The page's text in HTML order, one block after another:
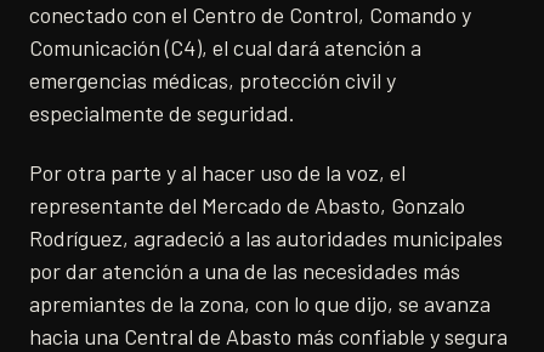
conectado con el Centro de Control, Comando y
Comunicación (C4), el cual dará atención a
emergencias médicas, protección civil y
especialmente de seguridad.
Por otra parte y al hacer uso de la voz, el
representante del Mercado de Abasto, Gonzalo
Rodríguez, agradeció a las autoridades municipales
por dar atención a una de las necesidades más
apremiantes de la zona, con lo que dijo, se avanza
hacia una Central de Abasto más confiable y segura